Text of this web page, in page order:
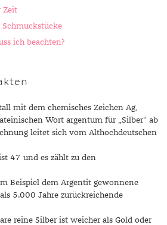
Zeit
ich beachten?
mit dem chemisches Zeichen Ag,
Wort argentum für „Silber“ ab
leitet sich vom Althochdeutschen
47 und es zählt zu den
Beispiel dem Argentit gewonnene
5.000 Jahre zurückreichende
reine Silber ist weicher als Gold oder